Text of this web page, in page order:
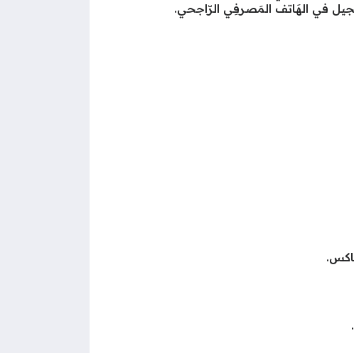
في الهَاتف المَصرفِي الرّاجحي.